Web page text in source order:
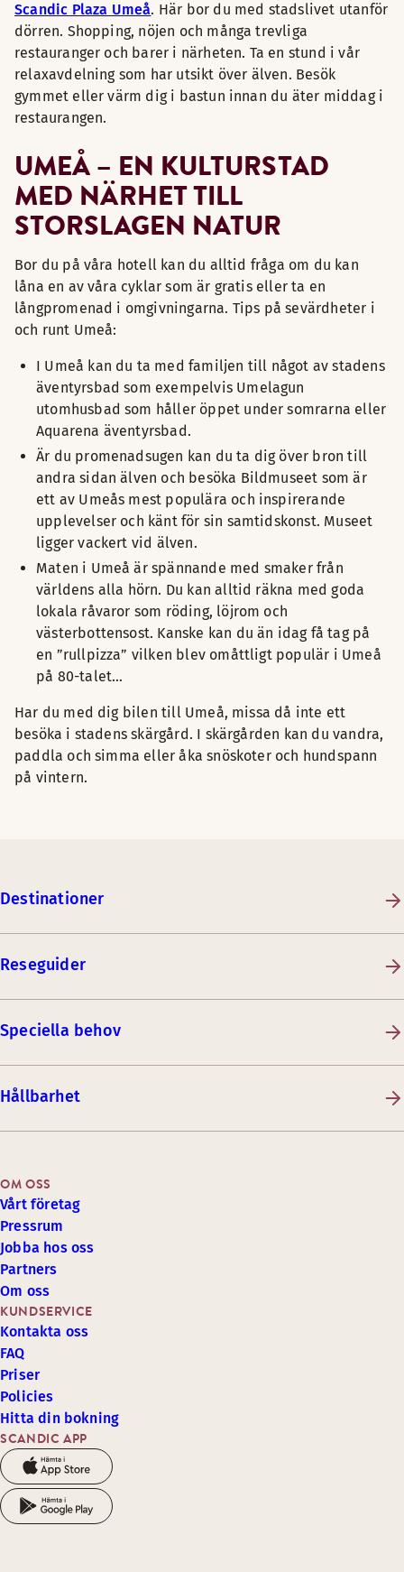
Scandic Plaza Umeå. Här bor du med stadslivet utanför
dörren. Shopping, nöjen och många trevliga
restauranger och barer i närheten. Ta en stund i vår
relaxavdelning som har utsikt över älven. Besök
gymmet eller värm dig i bastun innan du äter middag i
restaurangen.
UMEÅ – EN KULTURSTAD
MED NÄRHET TILL
STORSLAGEN NATUR
Bor du på våra hotell kan du alltid fråga om du kan
låna en av våra cyklar som är gratis eller ta en
långpromenad i omgivningarna. Tips på sevärdheter i
och runt Umeå:
I Umeå kan du ta med familjen till något av stadens
äventyrsbad som exempelvis Umelagun
utomhusbad som håller öppet under somrarna eller
Aquarena äventyrsbad.
Är du promenadsugen kan du ta dig över bron till
andra sidan älven och besöka Bildmuseet som är
ett av Umeås mest populära och inspirerande
upplevelser och känt för sin samtidskonst. Museet
ligger vackert vid älven.
Maten i Umeå är spännande med smaker från
världens alla hörn. Du kan alltid räkna med goda
lokala råvaror som röding, löjrom och
västerbottensost. Kanske kan du än idag få tag på
en ”rullpizza” vilken blev omåttligt populär i Umeå
på 80-talet…
Har du med dig bilen till Umeå, missa då inte ett
besöka i stadens skärgård. I skärgården kan du vandra,
paddla och simma eller åka snöskoter och hundspann
på vintern.
Destinationer
Reseguider
Speciella behov
Hållbarhet
SCANDIC APP
KUNDSERVICE
Kontakta oss
FAQ
Priser
Policies
Hitta din bokning
OM OSS
Vårt företag
Pressrum
Jobba hos oss
Partners
Om oss